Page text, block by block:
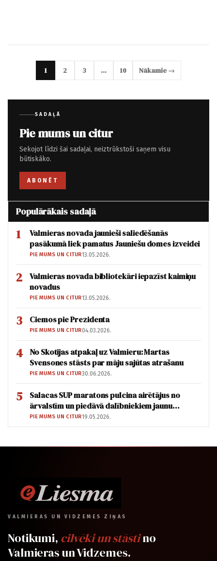
1 2 3 … 10 Nākamie →
SADAĻĀ
Pie mums un citur
Sekojot līdzi šai sadaļai, neiztrūkstoši saņem visu
būtiskāko.
ABONĒT
Populārākais sadaļā
1
Valmieras novada jaunieši saliedēšanās
pasākumā liek pamatus Jauniešu domes izveidei
PIE MUMS UN CITUR13.05.2026.
2
Valmieras novada bibliotekāri iepazīst kaimiņu
novadus
PIE MUMS UN CITUR13.05.2026.
3 Ciemos pie Prezidenta
PIE MUMS UN CITUR04.03.2026.
4
No Skotijas atpakaļ uz Valmieru: Martas
Svensones stāsts par māju sajūtas atrašanu
PIE MUMS UN CITUR30.06.2026.
5
Salacas SUP maratons pulcina airētājus no
ārvalstīm un piedāvā dalībniekiem jaunu
distanci
PIE MUMS UN CITUR19.05.2026.
VALMIERAS UN VIDZEMES ZIŅAS
Notikumi, cilvēki un stāstino
Valmieras un Vidzemes.